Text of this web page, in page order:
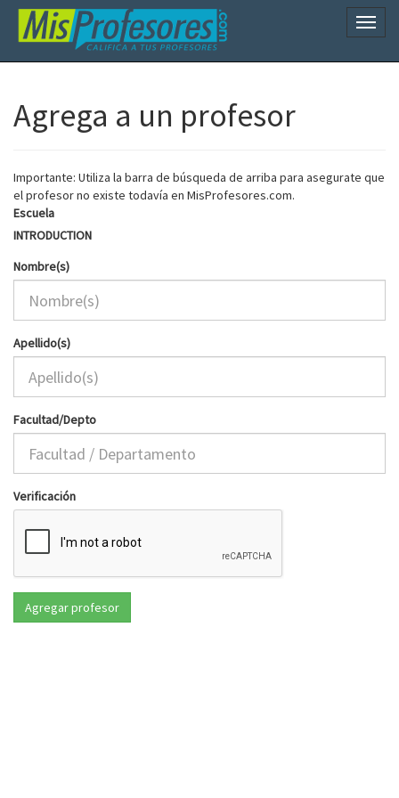
Agrega a un profesor
Importante: Utiliza la barra de búsqueda de arriba para asegurate que
el profesor no existe todavía en MisProfesores.com.
Escuela
INTRODUCTION
Nombre(s)
Apellido(s)
Facultad/Depto
Verificación